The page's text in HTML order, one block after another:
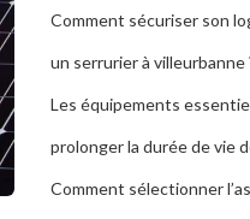
Comment sécuriser son
un serrurier à villeurbanne
Les équipements
prolonger la durée de vie
Comment sélectionner